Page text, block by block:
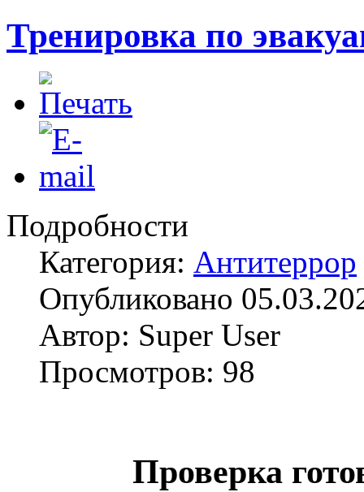
Тренировка по
Подробности
Категория: Антитеррор
Опубликовано
Автор: Super User
Просмотров: 98
Проверка